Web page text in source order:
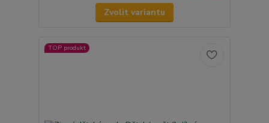
Zvolit variantu
TOP produkt